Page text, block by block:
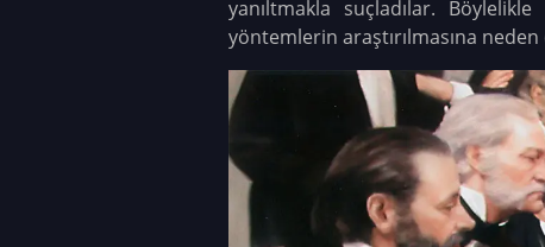
yanıltmakla suçladılar.
yöntemlerin araştırılmasına